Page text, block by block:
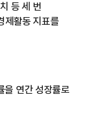
등 세 번
제활동 지표를
을 연간 성장률로